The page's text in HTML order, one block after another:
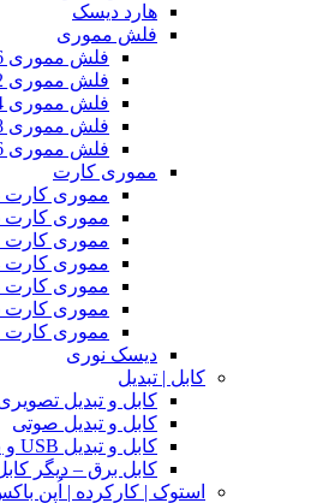
هارد دیسک
فلش مموری
فلش مموری 16 گیگ
فلش مموری 32 گیگ
فلش مموری 64 گیگ
فلش مموری 128 گیگ
فلش مموری 256 گیگ
مموری کارت
مموری کارت 8 گیگ
مموری کارت 16 گیگ
مموری کارت 32 گیگ
مموری کارت 64 گیگ
مموری کارت 128 گیگ
مموری کارت 256 گیگ
مموری کارت 512 گیگ
دیسک نوری
کابل | تبدیل
کابل و تبدیل
کابل و تبدیل صوتی
کابل و تبدیل USB و پرینتر
کابل برق – دیگر
استوک | کارکرده | اُپن